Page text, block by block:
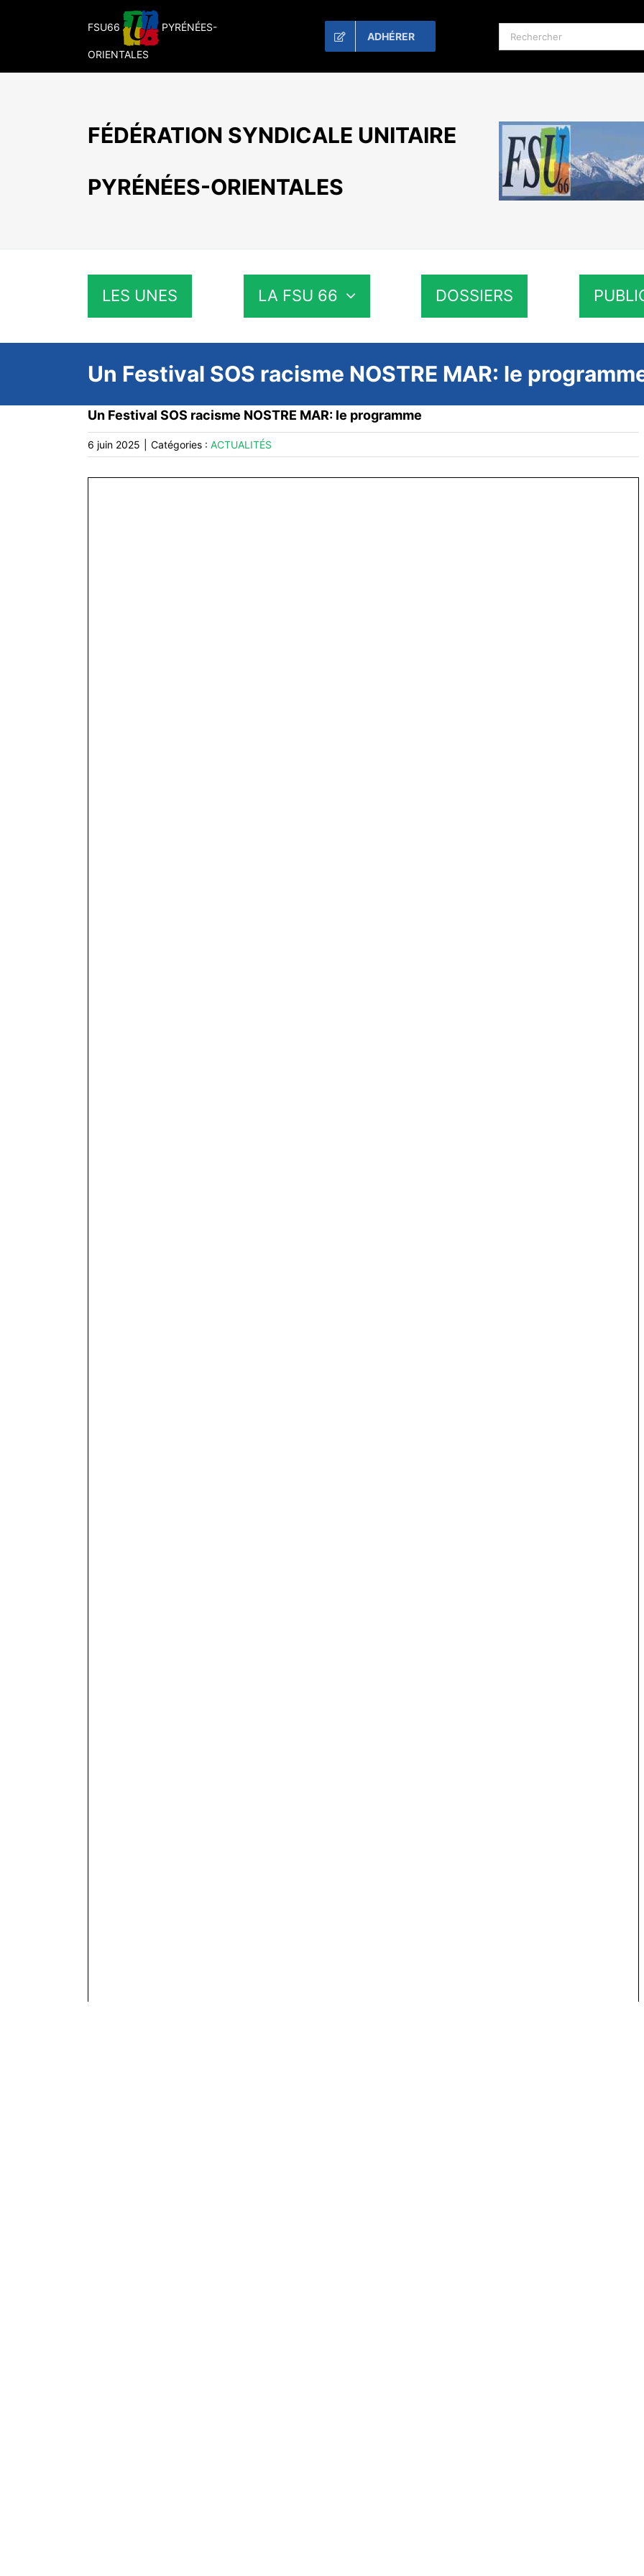
FSU66 PYRÉNÉES-
ORIENTALES
ADHÉRER Rechercher:
FÉDÉRATION SYNDICALE UNITAIRE
PYRÉNÉES-ORIENTALES
LES UNES LA FSU 66 DOSSIERS
Un Festival SOS racisme NOSTRE MAR: le
Un Festival SOS racisme NOSTRE MAR: le programme
6 juin 2025 Catégories : ACTUALITÉS